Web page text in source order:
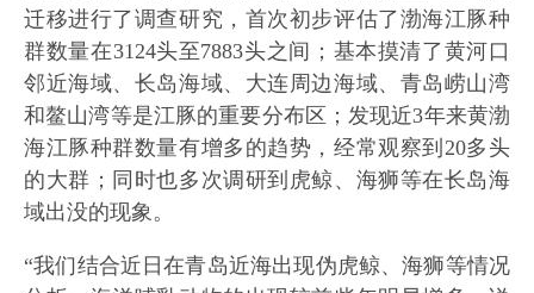
迁移进行了调查研究，首次初步评估了渤海江豚种
群数量在3124头至7883头之间；基本摸清了黄河口
邻近海域、长岛海域、大连周边海域、青岛崂山湾
和鳌山湾等是江豚的重要分布区；发现近3年来黄渤
海江豚种群数量有增多的趋势，经常观察到20多头
的大群；同时也多次调研到虎鲸、海狮等在长岛海
域出没的现象。
“我们结合近日在青岛近海出现伪虎鲸、海狮等情况